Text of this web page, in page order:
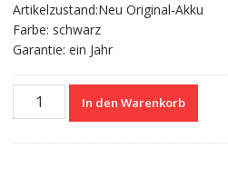
Artikelzustand:Neu Original-Akku
Farbe: schwarz
Garantie: ein Jahr
Nagelneuer
In den Warenkorb